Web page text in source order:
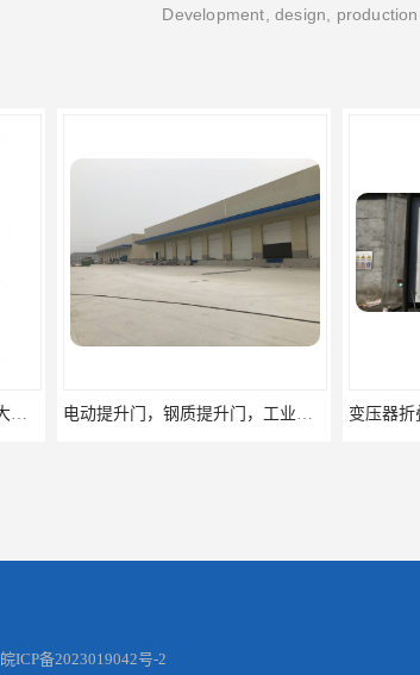
Development, design,
电动提升门，钢质提升门，工业滑升门厂家 变压器折叠门，厂房折叠大门，安徽折叠门定做
皖ICP备2023019042号-2